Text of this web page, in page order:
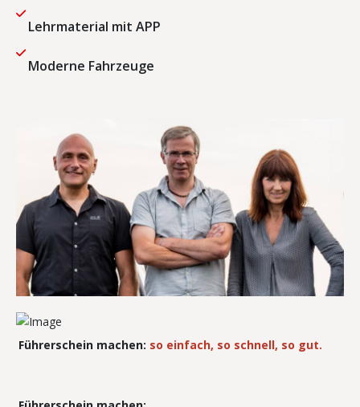
Lehrmaterial mit APP
Moderne Fahrzeuge
Führerschein machen: so einfach, so schnell, so gut.